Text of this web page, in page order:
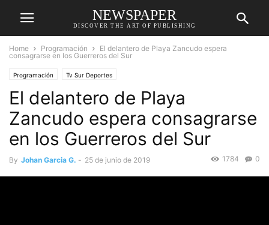
NEWSPAPER
DISCOVER THE ART OF PUBLISHING
Home Programación
El delantero de Playa Zancudo espera
consagrarse en los Guerreros del Sur
Programación Tv Sur Deportes
El delantero de Playa
Zancudo espera consagrarse
en los Guerreros del Sur
By Johan Garcia G. - 25 de junio de 2019 0
1784